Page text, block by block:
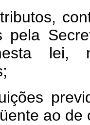
pela
lei,
ao de